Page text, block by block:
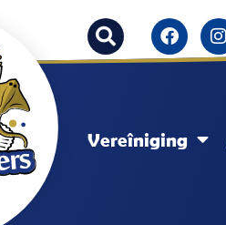
Vereîniging